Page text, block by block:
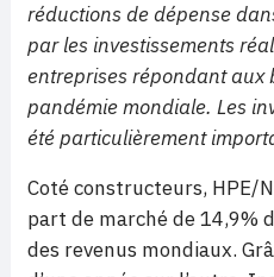
réductions de dépense
par les investissements
entreprises répondant aux
pandémie mondiale. Les
été particulièrement
Coté constructeurs, HPE/
part de marché de 14,9%
des revenus mondiaux.